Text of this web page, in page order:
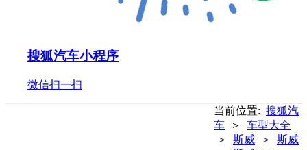
搜狐汽车小程序
微信扫一扫
当前位置: 搜狐汽
车
＞
车型大全
＞
斯威 ＞
斯威